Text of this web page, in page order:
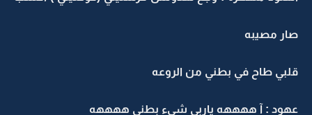
صار مصيبه
قلبي طاح في بطني من الروعه
عهود : آ ههههه ياربي شىء بطني ههههه